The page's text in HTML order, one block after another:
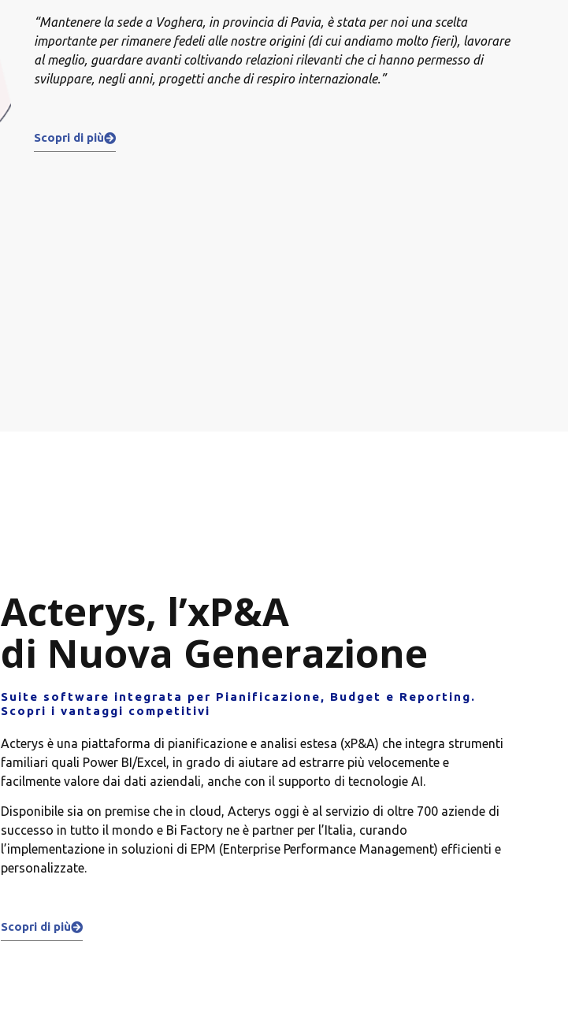
“Mantenere la sede a Voghera, in provincia di Pavia, è stata per noi una scelta
importante per rimanere fedeli alle nostre origini (di cui andiamo molto fieri), lavorare
al meglio, guardare avanti coltivando relazioni rilevanti che ci hanno permesso di
sviluppare, negli anni, progetti anche di respiro internazionale.”
Scopri di più
Acterys, l’xP&A
di Nuova Generazione
Suite software integrata per Pianificazione, Budget e Reporting.
Scopri i vantaggi competitivi
Acterys è una piattaforma di pianificazione e analisi estesa (xP&A) che integra strumenti
familiari quali Power BI/Excel, in grado di aiutare ad estrarre più velocemente e
facilmente valore dai dati aziendali, anche con il supporto di tecnologie AI.
Disponibile sia on premise che in cloud, Acterys oggi è al servizio di oltre 700 aziende di
successo in tutto il mondo e Bi Factory ne è partner per l’Italia, curando
l’implementazione in soluzioni di EPM (Enterprise Performance Management) efficienti e
personalizzate.
Scopri di più